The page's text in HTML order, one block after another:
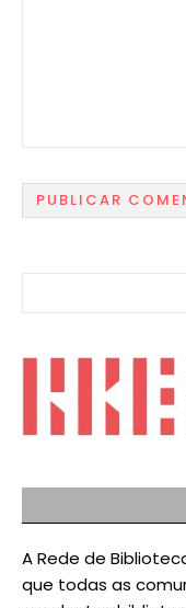
A Rede de
que todas as